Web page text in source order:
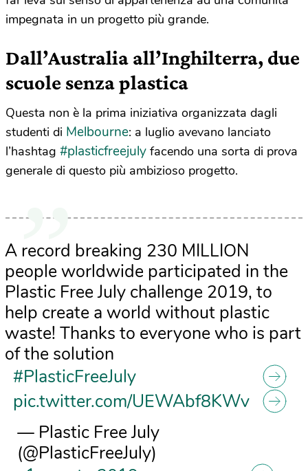
impegnata in un progetto più grande.
Dall’Australia all’Inghilterra, due
scuole senza plastica
Questa non è la prima iniziativa organizzata dagli
studenti di Melbourne: a luglio avevano lanciato
l’hashtag #plasticfreejuly facendo una sorta di prova
generale di questo più ambizioso progetto.
A record breaking 230 MILLION
people worldwide participated in the
Plastic Free July challenge 2019, to
help create a world without plastic
waste! Thanks to everyone who is part
of the solution
#PlasticFreeJuly
pic.twitter.com/UEWAbf8KWv
— Plastic Free July
(@PlasticFreeJuly)